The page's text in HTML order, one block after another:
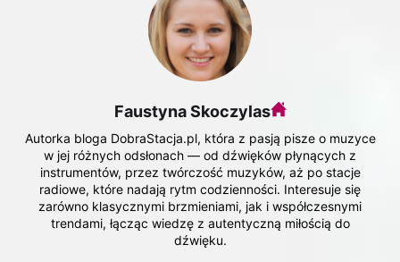
Faustyna Skoczylas
Autorka bloga DobraStacja.pl, która z pasją pisze o muzyce
w jej różnych odsłonach — od dźwięków płynących z
instrumentów, przez twórczość muzyków, aż po stacje
radiowe, które nadają rytm codzienności. Interesuje się
zarówno klasycznymi brzmieniami, jak i współczesnymi
trendami, łącząc wiedzę z autentyczną miłością do
dźwięku.